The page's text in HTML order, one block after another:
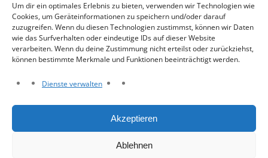
Um dir ein optimales Erlebnis zu bieten, verwenden wir Technologien wie
Cookies, um Geräteinformationen zu speichern und/oder darauf
zuzugreifen. Wenn du diesen Technologien zustimmst, können wir Daten
wie das Surfverhalten oder eindeutige IDs auf dieser Website
verarbeiten. Wenn du deine Zustimmung nicht erteilst oder zurückziehst,
können bestimmte Merkmale und Funktionen beeinträchtigt werden.
Dienste verwalten
Akzeptieren
Ablehnen